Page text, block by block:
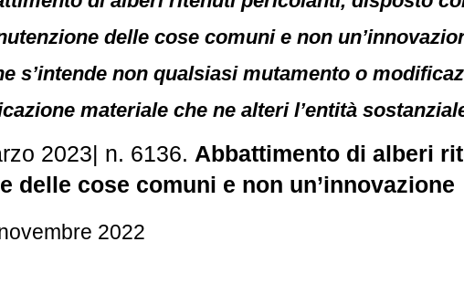
delle cose comuni e non
s’intende non qualsiasi mutamento o
materiale che ne alteri l’entità
2023| n. 6136. Abbattimento di alberi
delle cose comuni e non un’innovazione
2022